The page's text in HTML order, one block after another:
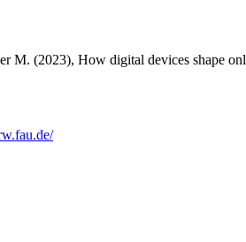
(2023), How digital devices shape